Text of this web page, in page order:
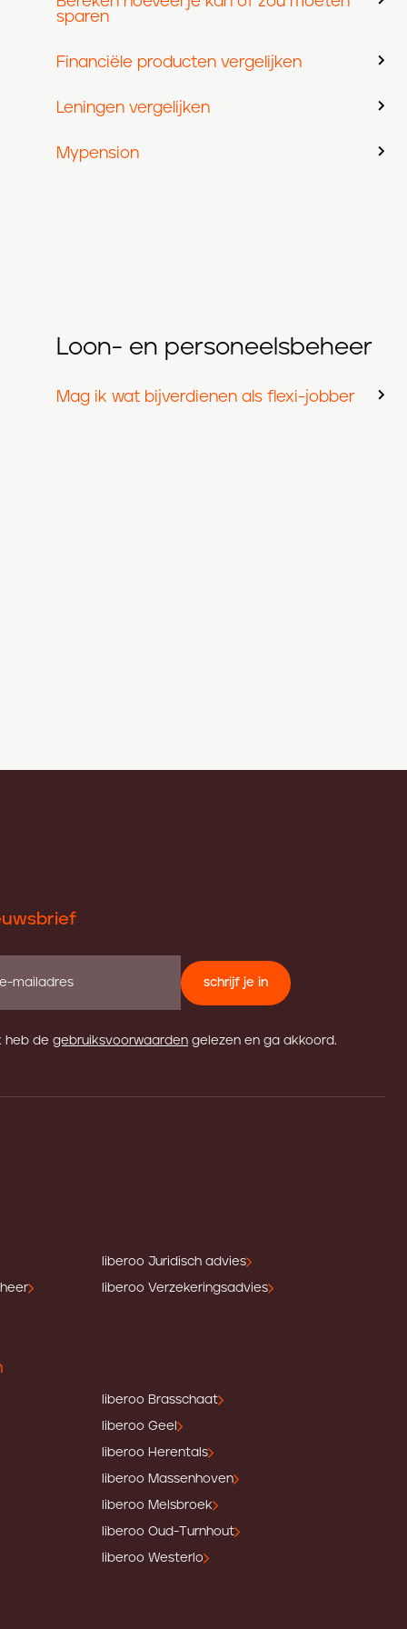
sparen
Financiële producten vergelijken
Leningen vergelijken
Mypension
Loon- en personeelsbeheer
Mag ik wat bijverdienen als flexi-jobber
schrijf je in
heb de gebruiksvoorwaarden gelezen en ga akkoord.
liberoo Juridisch advies
liberoo Verzekeringsadvies
liberoo Brasschaat
liberoo Geel
liberoo Herentals
liberoo Massenhoven
liberoo Melsbroek
liberoo Oud-Turnhout
liberoo Westerlo